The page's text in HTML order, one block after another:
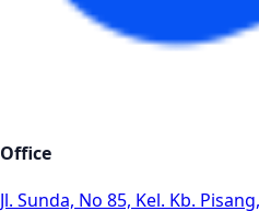
Office
Jl. Sunda, No 85, Kel. Kb.